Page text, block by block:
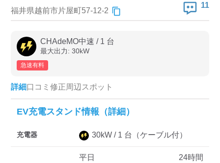
充電器の種類
急速充電器のみ表示
高速道路上のみ表示
認証システム
福井県越前市片屋町57-12-2
11
CHAdeMO中速 / 1 台
最大出力: 30kW
急速有料
詳細口コミ 修正周辺スポット
EV充電スタンド情報（詳細）
充電器 30kW / 1 台 （ケーブル付）
平日
24時間